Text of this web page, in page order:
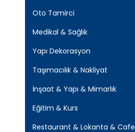
Oto Tamirci
Medikal & Sağlık
Yapı Dekorasyon
Taşımacılık & Nakliyat
İnşaat & Yapı & Mimarlık
Eğitim & Kurs
Restaurant & Lokanta & Cafe